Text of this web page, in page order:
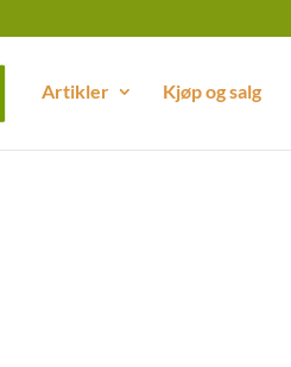
Artikler Kjøp og salg